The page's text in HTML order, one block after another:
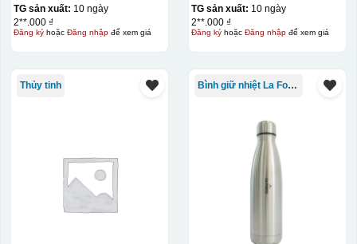
TG sản xuất: 10 ngày
2**.000 ₫
Đăng kýhoặc Đăng nhậpđể xem giá
TG sản xuất: 10 ngày
2**.000 ₫
Đăng kýhoặc Đăng nhậpđể xem giá
Thủy tinh Bình giữ nhiệt La Fonte